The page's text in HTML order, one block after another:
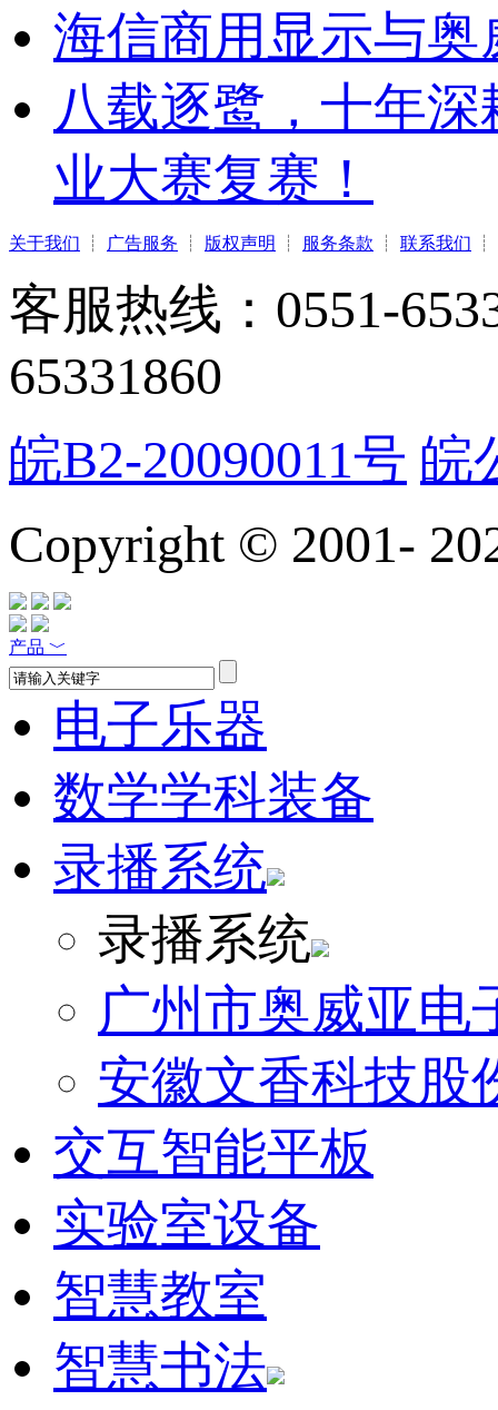
海信商用显示与
八载逐鹭，十年
业大赛复赛！
关于我们 ┊ 广告服务 ┊ 版权声明 ┊ 服务条款 ┊ 联系我们 ┊
客服热线：0551-
65331860
皖B2-20090011号 皖
Copyright © 2001-
产品 ﹀
电子乐器
数学学科装备
录播系统
录播系统
广州市奥威亚电
安徽文香科技股
交互智能平板
实验室设备
智慧教室
智慧书法